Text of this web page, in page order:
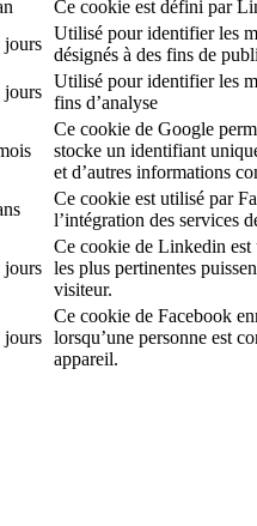
Ce cookie est défini par
jours
Utilisé pour identifier les
désignés à des fins de
jours
Utilisé pour identifier les
fins d’analyse
Ce cookie de Google
stocke un identifiant
et d’autres informations
Ce cookie est utilisé par
l’intégration des services
jours
Ce cookie de Linkedin
les plus pertinentes
visiteur.
jours
Ce cookie de Facebook
lorsqu’une personne est
appareil.